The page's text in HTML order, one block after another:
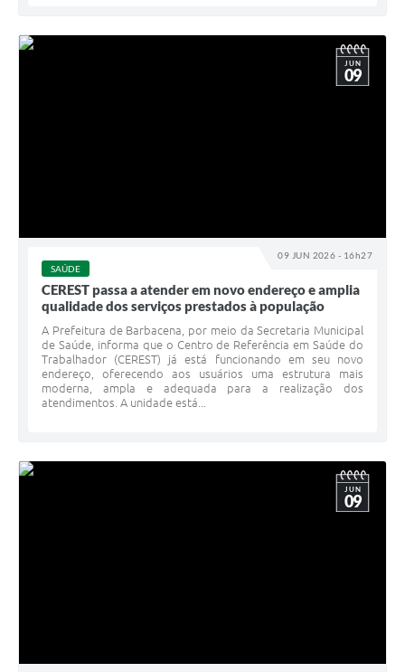
09 JUN 2026 - 16h27
JUN
09
SAÚDE
CEREST passa a atender em novo endereço e amplia
qualidade dos serviços prestados à população
A Prefeitura de Barbacena, por meio da Secretaria Municipal
de Saúde, informa que o Centro de Referência em Saúde do
Trabalhador (CEREST) já está funcionando em seu novo
endereço, oferecendo aos usuários uma estrutura mais
moderna, ampla e adequada para a realização dos
atendimentos. A unidade está...
JUN
09